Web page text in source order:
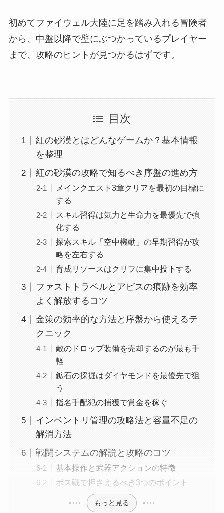
初めてファイウェル大陸に足を踏み入れる冒険者
から、中盤以降で壁にぶつかっているプレイヤー
まで、攻略のヒントが見つかるはずです。
目次
紅の砂漠とはどんなゲームか？基本情報
を整理
紅の砂漠の攻略で知るべき序盤の進め方
メインクエスト3章クリアを最初の目標に
する
スキル習得は気力と生命力を最優先で強
化する
探索スキル「空中機動」の早期習得が攻
略を左右する
育成リソースはクリフに集中投下する
ファストトラベルとアビスの痕跡を効率
よく解放するコツ
金策の効率的な方法と序盤から使えるテ
クニック
敵のドロップ装備を売却するのが最も手
軽
鉱石の採掘はダイヤモンドを最優先で狙
う
指名手配犯の捕獲で賞金を稼ぐ
インベントリ管理の攻略法と容量不足の
解消方法
戦闘システムの解説と攻略のコツ
基本操作と武器アクションの特徴
ボス戦で押さえるべき3つのポイント
もっと見る